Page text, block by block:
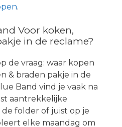
.
Voor koken,
in de reclame?
de vraag: waar kopen
& braden pakje in de
Band vind je vaak na
aantrekkelijke
folder of juist op je
elke maandag om